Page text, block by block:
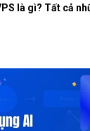
là gì? Tất cả